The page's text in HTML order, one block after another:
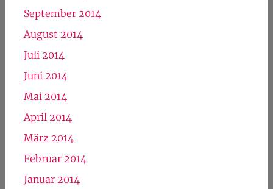
September 2014
August 2014
Juli 2014
Juni 2014
Mai 2014
April 2014
März 2014
Februar 2014
Januar 2014